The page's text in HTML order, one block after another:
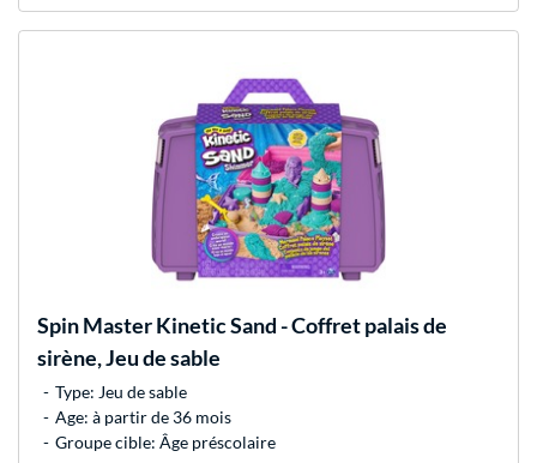
Spin MasterKinetic Sand - Coffret palais de
sirène, Jeu de sable
Type: Jeu de sable
Age: à partir de 36 mois
Groupe cible: Âge préscolaire